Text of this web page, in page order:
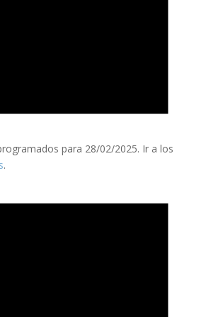
para 28/02/2025. Ir a los
.